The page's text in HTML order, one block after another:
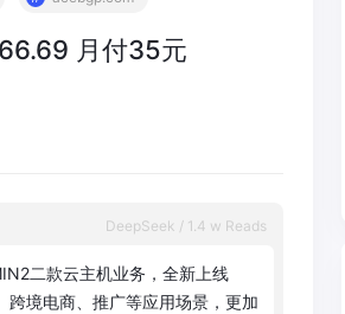
月付35元
DeepSeek / 1.4 w Reads
IN2二款云主机业务 ， 全新 上线
跨境电商 推广等应用场景 ， 更加